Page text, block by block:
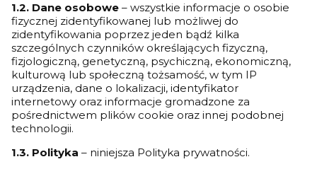
1.2. Dane osobowe – wszystkie informacje o osobie
fizycznej zidentyfikowanej lub możliwej do
zidentyfikowania poprzez jeden bądź kilka
szczególnych czynników określających fizyczną,
fizjologiczną, genetyczną, psychiczną, ekonomiczną,
kulturową lub społeczną tożsamość, w tym IP
urządzenia, dane o lokalizacji, identyfikator
internetowy oraz informacje gromadzone za
pośrednictwem plików cookie oraz innej podobnej
technologii.
1.3. Polityka – niniejsza Polityka prywatności.